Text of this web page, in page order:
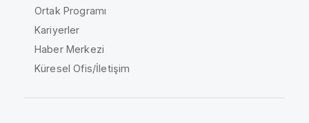
Ortak Programı
Kariyerler
Haber Merkezi
Küresel Ofis/İletişim